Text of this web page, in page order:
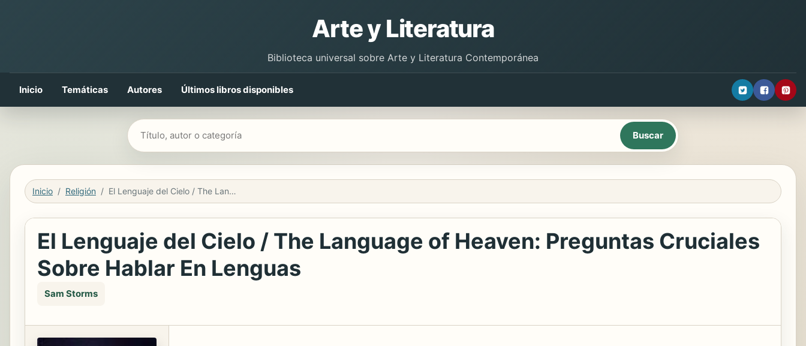
Arte y Literatura
Biblioteca universal sobre Arte y Literatura Contemporánea
Inicio Temáticas Autores Últimos libros disponibles
Buscar libros
Inicio Religión El Lenguaje del Cielo / The Language of Heaven: Preguntas Cruciales Sobre Hablar En Lenguas
El Lenguaje del Cielo / The Language of Heaven: Preguntas Cruciales
Sobre Hablar En Lenguas
Sam Storms